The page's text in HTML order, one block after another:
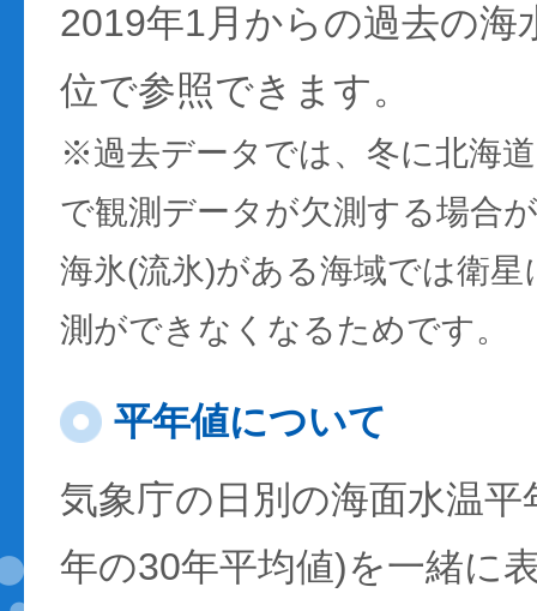
2019年1月からの過去の海
位で参照できます。
※過去データでは、冬に北海
で観測データが欠測する場合
海氷(流氷)がある海域では衛
測ができなくなるためです。
平年値について
気象庁の日別の海面水温
年の30年平均値)を一緒に